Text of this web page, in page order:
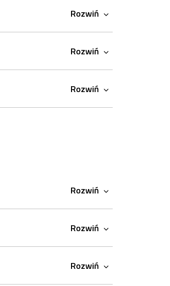
Rozwiń
Rozwiń
Rozwiń
Rozwiń
Rozwiń
Rozwiń